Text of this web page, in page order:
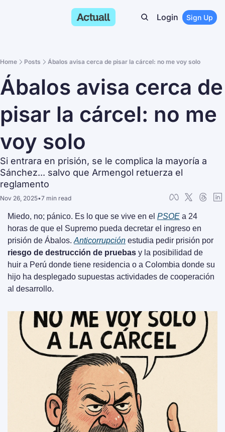
Login Sign Up
Home Posts Ábalos avisa cerca de pisar la cárcel: no me voy solo
Ábalos avisa cerca de
pisar la cárcel: no me
voy solo
Si entrara en prisión, se le complica la mayoría a
Sánchez... salvo que Armengol retuerza el
reglamento
Nov 26, 2025•7 min read
Miedo, no; pánico. Es lo que se vive en el PSOE a 24
horas de que el Supremo pueda decretar el ingreso en
prisión de Ábalos. Anticorrupción
riesgo de destrucción de pruebas y la posibilidad de
huir a Perú donde tiene residencia o a Colombia donde su
hijo ha desplegado supuestas actividades de cooperación
al desarrollo.